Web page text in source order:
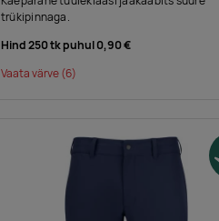
trükipinnaga.
Hind 250 tk puhul0,90 €
Vaata värve(6)